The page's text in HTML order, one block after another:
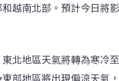
越南北部。預計今日將
北地區天氣將轉為寒冷
部地區將出現偏涼天氣